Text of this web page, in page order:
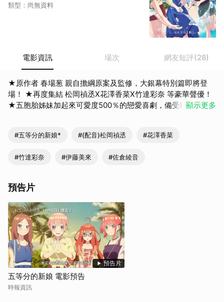
類型： 尚無資料
電影資訊 場次 網友短評(28)
★原作者 春場葱 親自擔綱原案及監修，大銀幕特別篇即將登
場！ ★再度集結 松岡禎丞X花澤香菜X竹達彩奈 等豪華聲優！
★五胞胎姊妹加起來可愛度500％的戀愛喜劇，備受粉絲期待
順利讓就要被留級、討厭讀書的美少女五胞胎姊妹畢業了。各
惱……另一方面，風太郎和五胞胎姊妹計畫了夏威夷蜜月旅行。
旅行地夏威夷還被捲入某個麻煩……！？ 車庫娛樂臉書:
https://www.faceb
顯示更多
#五等分的新娘* #(配音)松岡禎丞 #花澤香菜
#竹達彩奈 #伊藤美來 #佐倉綾音
預告片
預告片
五等分的新娘 電影預告
時報資訊
取消